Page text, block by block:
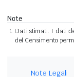
Note
Dati stimati. I dati
del Censimento
Note Legali